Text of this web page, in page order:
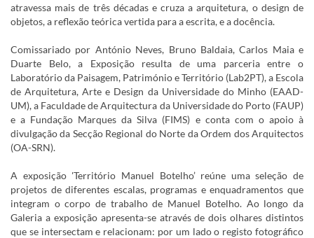
atravessa mais de três décadas e cruza a arquitetura, o design de
objetos, a reflexão teórica vertida para a escrita, e a docência.
Comissariado por António Neves, Bruno Baldaia, Carlos Maia e
Duarte Belo, a Exposição resulta de uma parceria entre o
Laboratório da Paisagem, Património e Território (Lab2PT), a Escola
de Arquitetura, Arte e Design da Universidade do Minho (EAAD-
UM), a Faculdade de Arquitectura da Universidade do Porto (FAUP)
e a Fundação Marques da Silva (FIMS) e conta com o apoio à
divulgação da Secção Regional do Norte da Ordem dos Arquitectos
(OA-SRN).
A exposição 'Território Manuel Botelho’ reúne uma seleção de
projetos de diferentes escalas, programas e enquadramentos que
integram o corpo de trabalho de Manuel Botelho. Ao longo da
Galeria a exposição apresenta-se através de dois olhares distintos
que se intersectam e relacionam: por um lado o registo fotográfico